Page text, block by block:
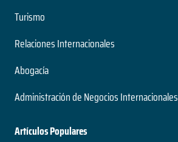
Turismo
Relaciones Internacionales
Abogacía
Administración de Negocios Internacionales
Artículos Populares